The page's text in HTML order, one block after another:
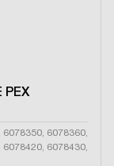
PEX
6078360,
6078430,